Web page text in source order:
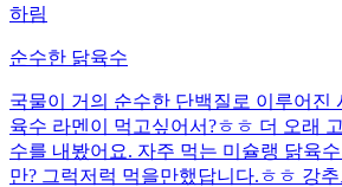
하림
순수한 닭육수
국물이 거의 순수한 단백질로 이루어진
육수 라멘이 먹고싶어서?ㅎㅎ 더 오래
수를 내봤어요. 자주 먹는 미슐랭 닭육
만? 그럭저럭 먹을만했답니다.ㅎㅎ 강